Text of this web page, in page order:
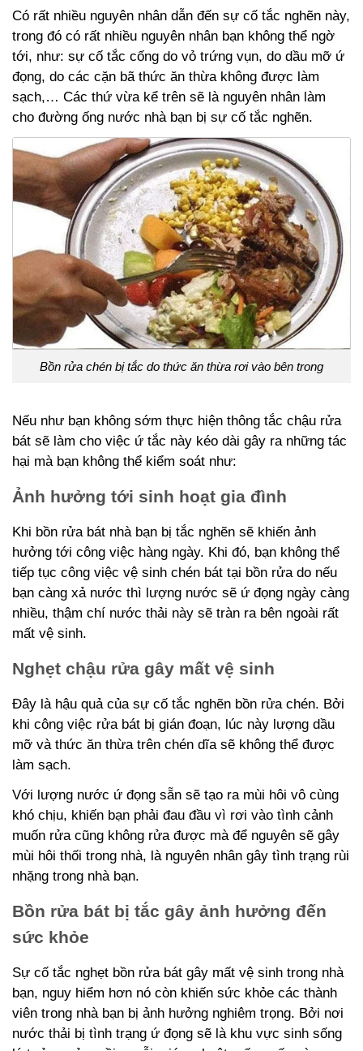
Có rất nhiều nguyên nhân dẫn đến sự cố tắc nghẽn này,
trong đó có rất nhiều nguyên nhân bạn không thể ngờ
tới, như: sự cố tắc cống do vỏ trứng vụn, do dầu mỡ ứ
đọng, do các cặn bã thức ăn thừa không được làm
sạch,… Các thứ vừa kể trên sẽ là nguyên nhân làm
cho đường ống nước nhà bạn bị sự cố tắc nghẽn.
Bồn rửa chén bị tắc do thức ăn thừa rơi vào bên trong
Nếu như bạn không sớm thực hiện thông tắc chậu rửa
bát sẽ làm cho việc ứ tắc này kéo dài gây ra những tác
hại mà bạn không thể kiểm soát như:
Ảnh hưởng tới sinh hoạt gia đình
Khi bồn rửa bát nhà bạn bị tắc nghẽn sẽ khiến ảnh
hưởng tới công việc hàng ngày. Khi đó, bạn không thể
tiếp tục công việc vệ sinh chén bát tại bồn rửa do nếu
bạn càng xả nước thì lượng nước sẽ ứ đọng ngày càng
nhiều, thậm chí nước thải này sẽ tràn ra bên ngoài rất
mất vệ sinh.
Nghẹt chậu rửa gây mất vệ sinh
Đây là hậu quả của sự cố tắc nghẽn bồn rửa chén. Bởi
khi công việc rửa bát bị gián đoạn, lúc này lượng dầu
mỡ và thức ăn thừa trên chén dĩa sẽ không thể được
làm sạch.
Với lượng nước ứ đọng sẵn sẽ tạo ra mùi hôi vô cùng
khó chịu, khiến bạn phải đau đầu vì rơi vào tình cảnh
muốn rửa cũng không rửa được mà để nguyên sẽ gây
mùi hôi thối trong nhà, là nguyên nhân gây tình trạng rùi
nhặng trong nhà bạn.
Bồn rửa bát bị tắc gây ảnh hưởng đến
sức khỏe
Sự cố tắc nghẹt bồn rửa bát gây mất vệ sinh trong nhà
bạn, nguy hiểm hơn nó còn khiến sức khỏe các thành
viên trong nhà bạn bị ảnh hưởng nghiêm trọng. Bởi nơi
nước thải bị tình trạng ứ đọng sẽ là khu vực sinh sống